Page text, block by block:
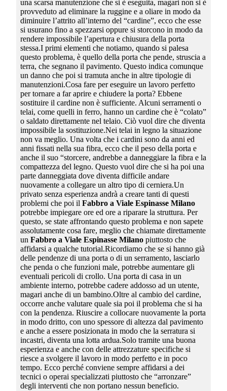
una scarsa manutenzione che si è eseguita, magari non si è
provveduto ad eliminare la ruggine e a oliare in modo da
diminuire l’attrito all’interno del “cardine”, ecco che esse
si usurano fino a spezzarsi oppure si storcono in modo da
rendere impossibile l’apertura e chiusura della porta
stessa.I primi elementi che notiamo, quando si palesa
questo problema, è quello della porta che pende, struscia a
terra, che segnano il pavimento. Questo indica comunque
un danno che poi si tramuta anche in altre tipologie di
manutenzioni.Cosa fare per eseguire un lavoro perfetto
per tornare a far aprire e chiudere la porta? Ebbene
sostituire il cardine non è sufficiente. Alcuni serramenti o
telai, come quelli in ferro, hanno un cardine che è “colato”
o saldato direttamente nel telaio. Ciò vuol dire che diventa
impossibile la sostituzione.Nei telai in legno la situazione
non va meglio. Una volta che i cardini sono da anni ed
anni fissati nella sua fibra, ecco che il peso della porta e
anche il suo “storcere, andrebbe a danneggiare la fibra e la
compattezza del legno. Questo vuol dire che si ha poi una
parte danneggiata dove diventa difficile andare
nuovamente a collegare un altro tipo di cerniera.Un
privato senza esperienza andrà a creare tanti di questi
problemi che poi il Fabbro a Viale Espinasse Milano
potrebbe impiegare ore ed ore a riparare la struttura. Per
questo, se state affrontando questo problema e non sapete
assolutamente cosa fare, meglio che chiamate direttamente
un Fabbro a Viale Espinasse Milanopiuttosto che
affidarsi a qualche tutorial.Ricordiamo che se si hanno già
delle pendenze di una porta o di un serramento, lasciarlo
che penda o che funzioni male, potrebbe aumentare gli
eventuali pericoli di crollo. Una porta di casa in un
ambiente interno, potrebbe cadere addosso ad un utente,
magari anche di un bambino.Oltre al cambio del cardine,
occorre anche valutare quale sia poi il problema che si ha
con la pendenza. Riuscire a collocare nuovamente la porta
in modo dritto, con uno spessore di altezza dal pavimento
e anche a essere posizionata in modo che la serratura si
incastri, diventa una lotta ardua.Solo tramite una buona
esperienza e anche con delle attrezzature specifiche si
riesce a svolgere il lavoro in modo perfetto e in poco
tempo. Ecco perché conviene sempre affidarsi a dei
tecnici o operai specializzati piuttosto che “arronzare”
degli interventi che non portano nessun beneficio.